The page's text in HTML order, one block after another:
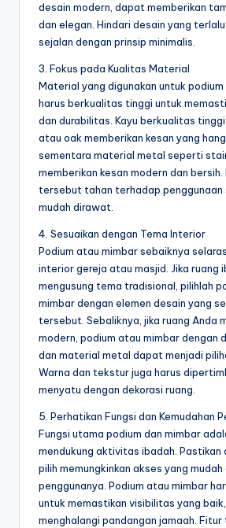
desain modern, dapat memberikan
dan elegan. Hindari desain yang
sejalan dengan prinsip minimalis.
3. Fokus pada Kualitas Material
Material yang digunakan untuk
harus berkualitas tinggi untuk
dan durabilitas. Kayu berkualitas
atau oak memberikan kesan yang
sementara material metal seperti
memberikan kesan modern dan
tersebut tahan terhadap
mudah dirawat.
4. Sesuaikan dengan Tema Interior
Podium atau mimbar sebaiknya
interior gereja atau masjid. Jika ruang
mengusung tema tradisional, pilihlah
mimbar dengan elemen desain yang
tersebut. Sebaliknya, jika ruang Anda
modern, podium atau mimbar dengan
dan material metal dapat menjadi
Warna dan tekstur juga harus
menyatu dengan dekorasi ruang.
5. Perhatikan Fungsi dan Kemudahan
Fungsi utama podium dan mimbar
mendukung aktivitas ibadah. Pastikan
pilih memungkinkan akses yang
penggunanya. Podium atau mimbar
untuk memastikan visibilitas yang
menghalangi pandangan jamaah.